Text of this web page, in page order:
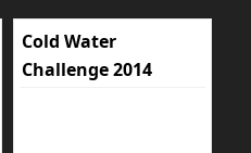
Cold Water
Challenge 2014